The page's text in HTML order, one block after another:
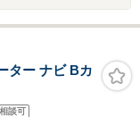
ー ナビ Bカ
談可